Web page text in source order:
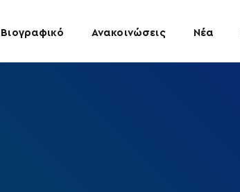
Βιογραφικό Ανακοινώσεις Νέα